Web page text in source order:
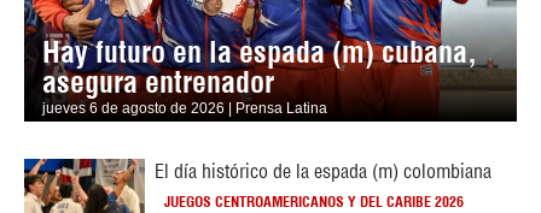
Hay futuro en la espada (m) cubana,
asegura entrenador
jueves 6 de agosto de 2026 | Prensa Latina
El día histórico de la espada (m) colombiana
JUEGOS CENTROAMERICANOS Y DEL CARIBE 2026